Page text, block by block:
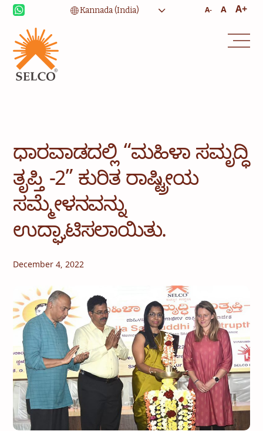
A- A A+
ಜೀವನೋಪಾಯ
ವಿದ್ಯಾಭ್ಯಾಸ
ಧಾರವಾಡದಲ್ಲಿ “ಮಹಿಳಾ ಸಮೃದ್ಧಿ
ತೃಪ್ತಿ -2” ಕುರಿತ ರಾಷ್ಟ್ರೀಯ
ಸಮ್ಮೇಳನವನ್ನು
ಉದ್ಘಾಟಿಸಲಾಯಿತು.
December 4, 2022